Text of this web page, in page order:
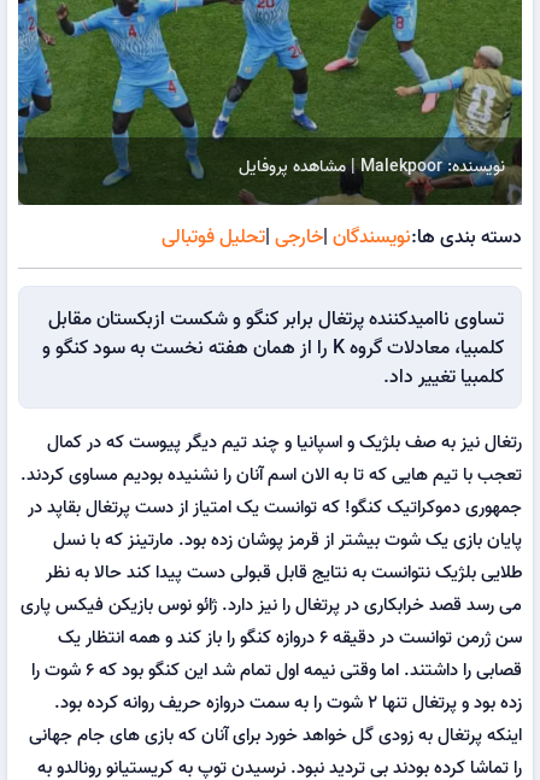
نویسنده: Malekpoor | مشاهده پروفایل
دسته بندی ها:نویسندگان |خارجی |تحلیل فوتبالی
تساوی ناامیدکننده پرتغال برابر کنگو و شکست ازبکستان مقابل
کلمبیا، معادلات گروه K را از همان هفته نخست به سود کنگو و
کلمبیا تغییر داد.
رتغال نیز به صف بلژیک و اسپانیا و چند تیم دیگر پیوست که در کمال
تعجب با تیم هایی که تا به الان اسم آنان را نشنیده بودیم مساوی کردند.
جمهوری دموکراتیک کنگو! که توانست یک امتیاز از دست پرتغال بقاپد در
پایان بازی یک شوت بیشتر از قرمز پوشان زده بود. مارتینز که با نسل
طلایی بلژیک نتوانست به نتایج قابل قبولی دست پیدا کند حالا به نظر
می رسد قصد خرابکاری در پرتغال را نیز دارد. ژائو نوس بازیکن فیکس پاری
سن ژرمن توانست در دقیقه ۶ دروازه کنگو را باز کند و همه انتظار یک
قصابی را داشتند. اما وقتی نیمه اول تمام شد این کنگو بود که ۶ شوت را
زده بود و پرتغال تنها ۲ شوت را به سمت دروازه حریف روانه کرده بود.
اینکه پرتغال به زودی گل خواهد خورد برای آنان که بازی های جام جهانی
را تماشا کرده بودند بی تردید نبود. نرسیدن توپ به کریستیانو رونالدو به